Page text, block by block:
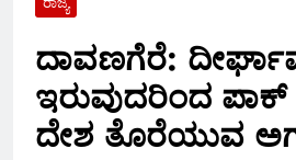
ದಾವಣಗೆರೆ:
ಇರುವುದರಿಂದ ಪಾಕ್
ದೇಶ ತೊರೆಯುವ